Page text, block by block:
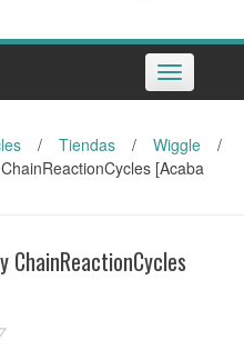
Toggle
navigation
/ Tiendas / Wiggle
/
[Acaba